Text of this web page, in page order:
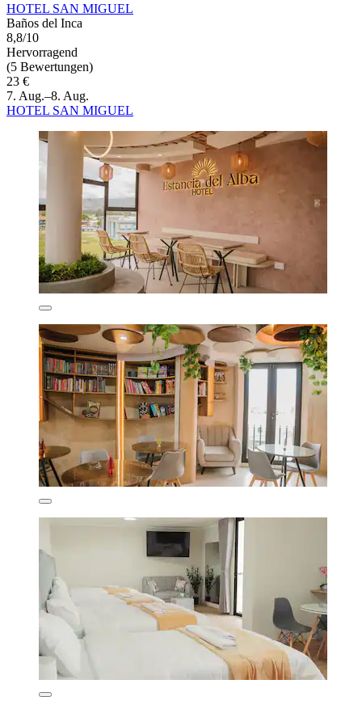
HOTEL SAN MIGUEL
Baños del Inca
8,8/10
Hervorragend
(5 Bewertungen)
23 €
7. Aug.–8. Aug.
HOTEL SAN MIGUEL